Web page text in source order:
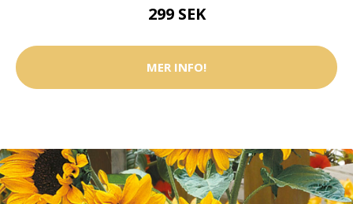
299 SEK
MER INFO!